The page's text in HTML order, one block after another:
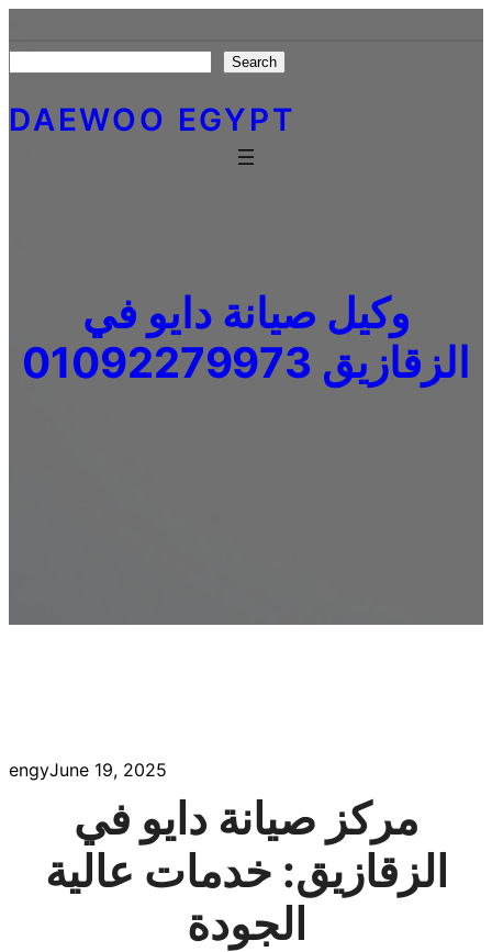
to
content
Search
DAEWOO EGYPT
وكيل صيانة دايو في
الزقازيق 01092279973
engyJune 19, 2025
مركز صيانة دايو في
الزقازيق: خدمات عالية
الجودة